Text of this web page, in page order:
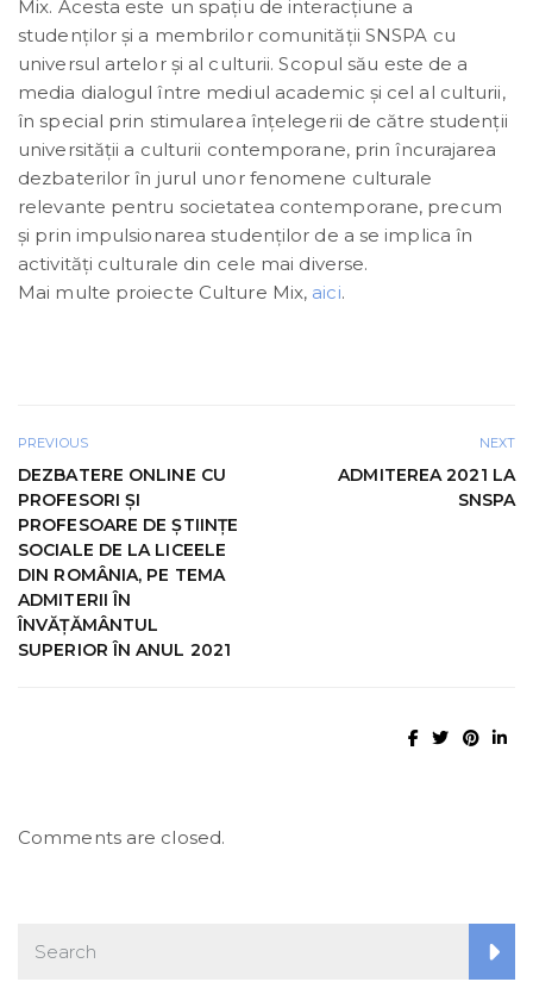
Mix. Acesta este un spațiu de interacțiune a
studenților și a membrilor comunității SNSPA cu
universul artelor și al culturii. Scopul său este de a
media dialogul între mediul academic și cel al culturii,
în special prin stimularea înțelegerii de către studenții
universității a culturii contemporane, prin încurajarea
dezbaterilor în jurul unor fenomene culturale
relevante pentru societatea contemporane, precum
şi prin impulsionarea studenților de a se implica în
activități culturale din cele mai diverse.
Mai multe proiecte Culture Mix, aici.
PREVIOUS
DEZBATERE ONLINE CU
PROFESORI ȘI
PROFESOARE DE ȘTIINȚE
SOCIALE DE LA LICEELE
DIN ROMÂNIA, PE TEMA
ADMITERII ÎN
ÎNVĂȚĂMÂNTUL
SUPERIOR ÎN ANUL 2021
NEXT
ADMITEREA 2021 LA
SNSPA
Comments are closed.